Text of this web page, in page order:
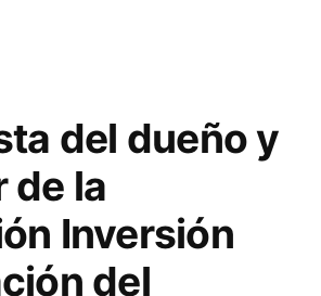
del dueño y
de la
Inversión
del